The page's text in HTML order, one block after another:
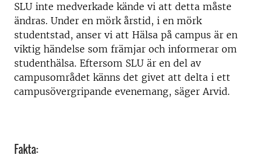
SLU inte medverkade kände vi att detta måste
ändras. Under en mörk årstid, i en mörk
studentstad, anser vi att Hälsa på campus är en
viktig händelse som främjar och informerar om
studenthälsa. Eftersom SLU är en del av
campusområdet känns det givet att delta i ett
campusövergripande evenemang, säger Arvid.
Fakta: